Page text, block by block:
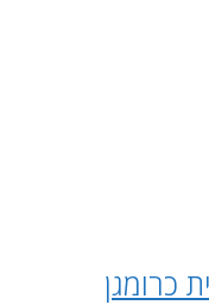
כרומגן